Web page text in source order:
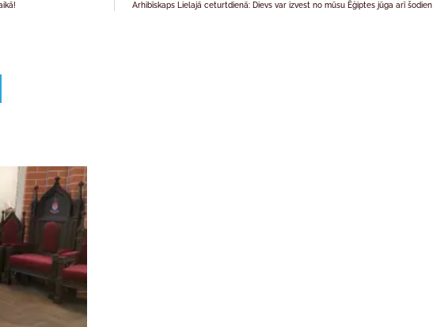
Arhibīskaps Lielajā ceturtdienā: Dievs var izvest no mūsu Ēģiptes jūga arī šodien